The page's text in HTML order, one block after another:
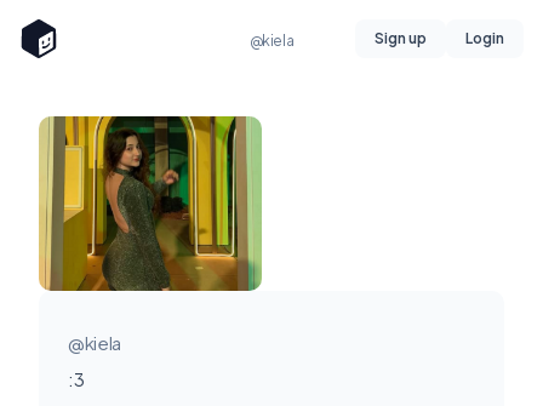
@kiela Sign up Login
@kiela
:3